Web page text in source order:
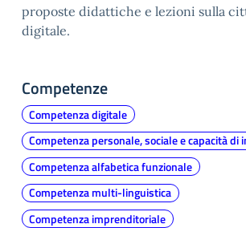
proposte didattiche e lezioni sulla
digitale.
Competenze
Competenza digitale
Competenza personale, sociale e capacità di
Competenza alfabetica funzionale
Competenza multi-linguistica
Competenza imprenditoriale